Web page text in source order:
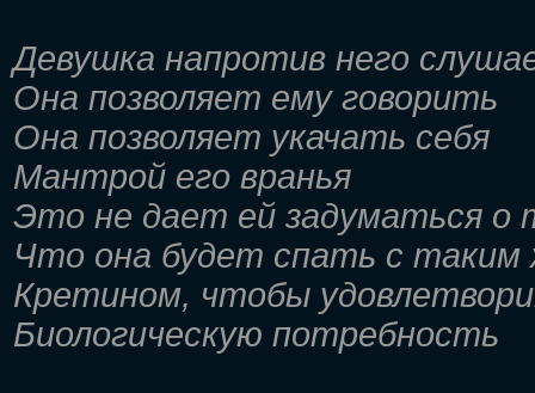
Девушка напротив него
Она позволяет ему говорить
Она позволяет укачать себя
Мантрой его вранья
Это не дает ей задуматься о
Что она будет спать с таким
Кретином, чтобы
Биологическую потребность